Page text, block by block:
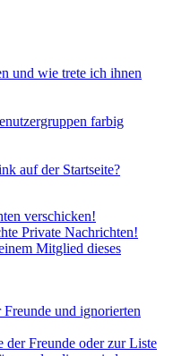
und wie trete ich ihnen
farbig
auf der Startseite?
verschicken!
Private Nachrichten!
Mitglied dieses
und ignorierten
Freunde oder zur Liste